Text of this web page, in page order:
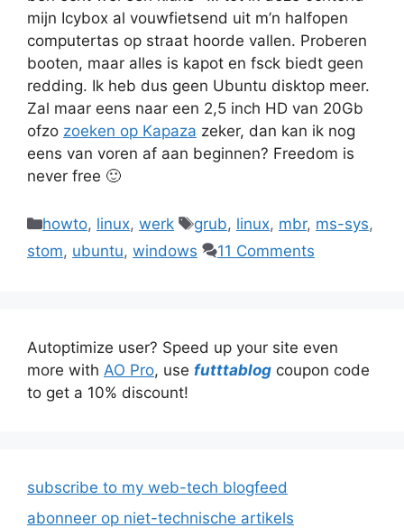
mijn Icybox al vouwfietsend uit m’n halfopen
computertas op straat hoorde vallen. Proberen
booten, maar alles is kapot en fsck biedt geen
redding. Ik heb dus geen Ubuntu disktop meer.
Zal maar eens naar een 2,5 inch HD van 20Gb
ofzo zoeken op Kapaza zeker, dan kan ik nog
eens van voren af aan beginnen? Freedom is
never free 🙂
Categories
howto, linux, werk Tags
grub, linux, mbr, ms-sys,
stom, ubuntu, windows 11 Comments
Autoptimize user? Speed up your site even
more with AO Pro, use futttablog coupon code
to get a 10% discount!
subscribe to my web-tech blogfeed
abonneer op niet-technische artikels